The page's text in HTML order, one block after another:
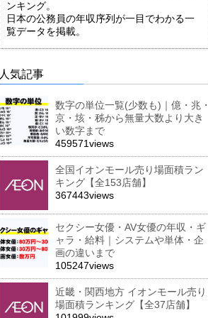
ンキング。
日本の公務員の年収序列が一目でわかる一
覧データを掲載。
人気記事
数字の単位一覧(少数も)｜億・兆・
京・垓・秭から無量大数より大き
い数字まで
459571views
全国イオンモール売り場面積ラン
キング【全153店舗】
367443views
セクシー女優・AV女優の年収・ギ
ャラ・給料｜システムや単体・企
画の違いまで
105247views
近畿・関西地方 イオンモール売り
場面積ランキング【全37店舗】